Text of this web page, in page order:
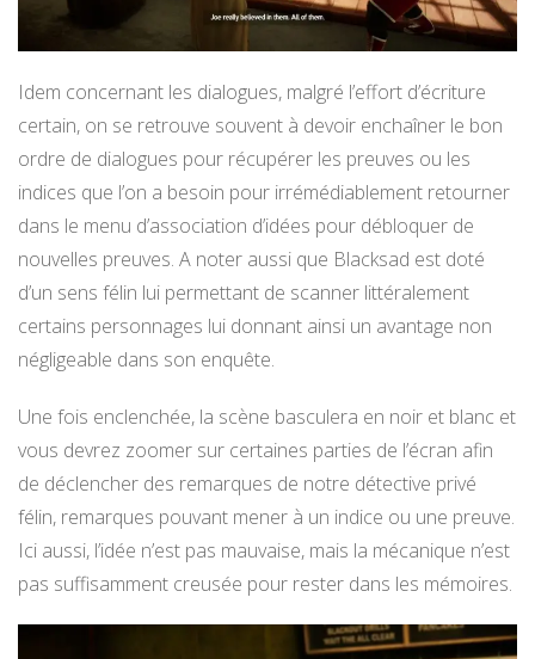
Idem concernant les dialogues, malgré l’effort d’écriture
certain, on se retrouve souvent à devoir enchaîner le bon
ordre de dialogues pour récupérer les preuves ou les
indices que l’on a besoin pour irrémédiablement retourner
dans le menu d’association d’idées pour débloquer de
nouvelles preuves. A noter aussi que Blacksad est doté
d’un sens félin lui permettant de scanner littéralement
certains personnages lui donnant ainsi un avantage non
négligeable dans son enquête.
Une fois enclenchée, la scène basculera en noir et blanc et
vous devrez zoomer sur certaines parties de l’écran afin
de déclencher des remarques de notre détective privé
félin, remarques pouvant mener à un indice ou une preuve.
Ici aussi, l’idée n’est pas mauvaise, mais la mécanique n’est
pas suffisamment creusée pour rester dans les mémoires.